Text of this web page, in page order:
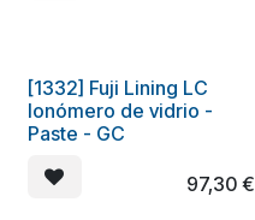
[1332] Fuji Lining LC
Ionómero de vidrio -
Paste - GC
97,30€